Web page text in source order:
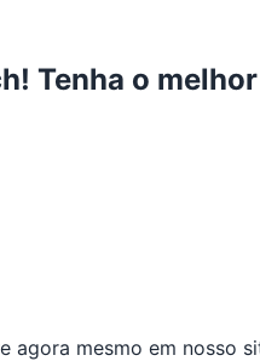
Tenha o
agora mesmo em nosso